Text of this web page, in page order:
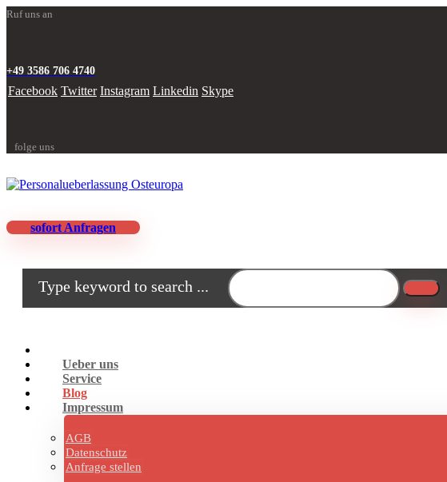
Ruf uns an
+49 3586 706 4740
Facebook Twitter Instagram Linkedin Skype
folge uns
sofort Anfragen
Type keyword to search ...
Ueber uns
Service
Blog
Impressum
AGB
Datenschutz
Anfrage stellen